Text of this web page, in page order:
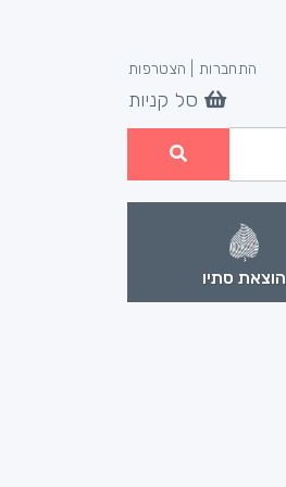
התחברות הצטרפות
סל קניות
הוצאת סתיו